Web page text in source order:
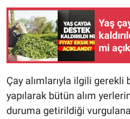
Yaş
mi
Çay alımlarıyla ilgili
yapılarak bütün alım
duruma getirildiği